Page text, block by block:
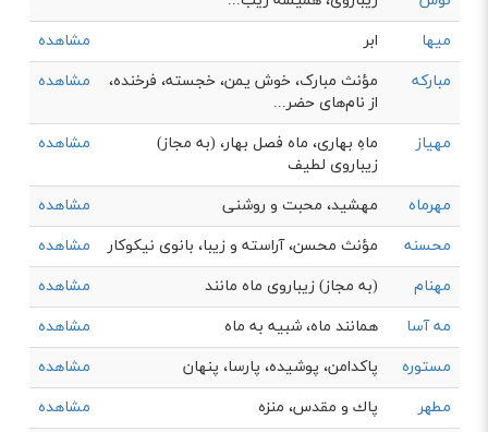
میها ابر
مشاهده
مبارکه
مؤنث مبارک، خوش یمن، خجسته، فرخنده،
از نام‌های حضر...
مشاهده
مهیاز
ماهِ بهاری، ماه فصل بهار، (به مجاز)
زیباروی لطیف
مشاهده
مهرماه مهشید، محبت و روشنی
مشاهده
محسنه
مؤنث محسن، آراسته و زيبا، بانوی نيكوكار
مشاهده
مهنام
(به مجاز) زيباروی ماه مانند
مشاهده
مه آسا
همانند ماه، شبيه به ماه
مشاهده
مستوره
پاکدامن، پوشیده، پارسا، پنهان
مشاهده
مطهر
پاك و مقدس، منزه
مشاهده